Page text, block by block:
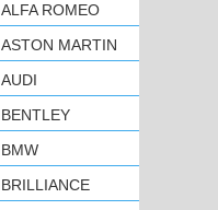
ALFA ROMEO
ASTON MARTIN
AUDI
BENTLEY
BMW
BRILLIANCE